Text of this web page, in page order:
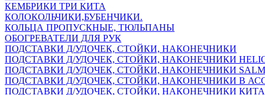
КЕМБРИКИ ТРИ КИТА
КОЛОКОЛЬЧИКИ,БУБЕНЧИКИ.
КОЛЬЦА ПРОПУСКНЫЕ, ТЮЛЬПАНЫ
ОБОГРЕВАТЕЛИ ДЛЯ РУК
ПОДСТАВКИ Д/УДОЧЕК, СТОЙКИ, НАКОНЕЧНИКИ
ПОДСТАВКИ Д/УДОЧЕК, СТОЙКИ, НАКОНЕЧНИКИ
ПОДСТАВКИ Д/УДОЧЕК, СТОЙКИ, НАКОНЕЧНИКИ
ПОДСТАВКИ Д/УДОЧЕК, СТОЙКИ, НАКОНЕЧНИКИ В
ПОДСТАВКИ Д/УДОЧЕК, СТОЙКИ, НАКОНЕЧНИКИ